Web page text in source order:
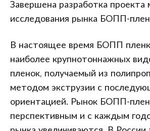
Завершена разработка проекта
исследования рынка БОПП-
В настоящее время БОПП
наиболее крупнотоннажных
пленок, получаемый из
методом экструзии с
ориентацией. Рынок БОПП-
перспективным и с каждым